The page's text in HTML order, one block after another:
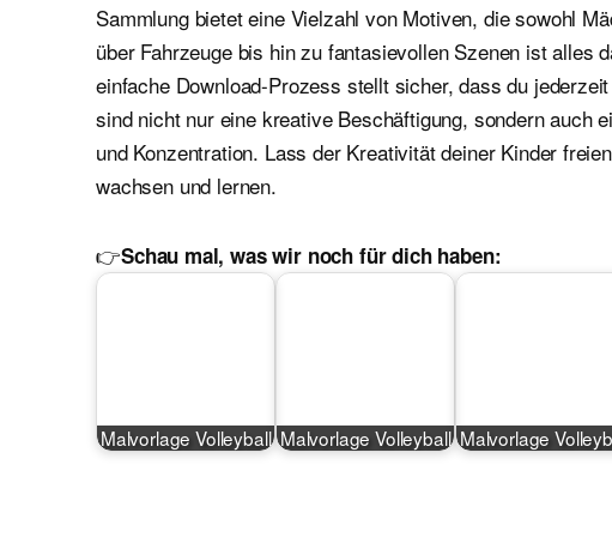
Sammlung bietet eine Vielzahl von Motiven, die sowohl
über Fahrzeuge bis hin zu fantasievollen Szenen ist alles
einfache Download-Prozess stellt sicher, dass du
sind nicht nur eine kreative Beschäftigung, sondern auch
und Konzentration. Lass der Kreativität deiner Kinder
wachsen und lernen.
👉Schau mal, was wir noch für dich haben:
Malvorlage Volleyball Malvorlage Volleyball Malvorlage